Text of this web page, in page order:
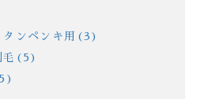
タンペンキ用(3)
毛(5)